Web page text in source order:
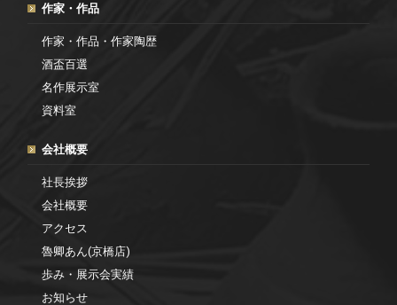
作家・作品
作家・作品・作家陶歴
酒盃百選
名作展示室
資料室
会社概要
社長挨拶
会社概要
アクセス
魯卿あん(京橋店)
歩み・展示会実績
お知らせ